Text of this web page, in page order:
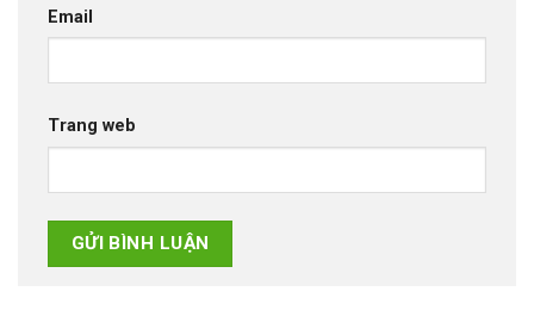
Email
Trang web